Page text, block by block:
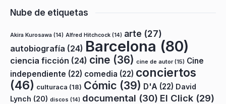
Nube de etiquetas
Akira Kurosawa (14) Alfred Hitchcock (14) arte (27)
autobiografía (24) Barcelona (80)
ciencia ficción (24) cine (36) cine de autor(15) Cine
independiente (22) comedia (22) conciertos
(46) culturaca (18) Cómic (39) D'A (22) David
Lynch (20) discos (14) documental (30) El Click (29)